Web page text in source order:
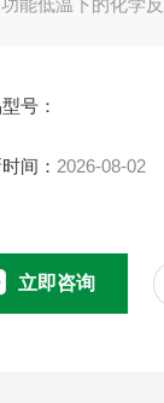
能低温下的化学
号：
间： 2026-08-02
立即咨询